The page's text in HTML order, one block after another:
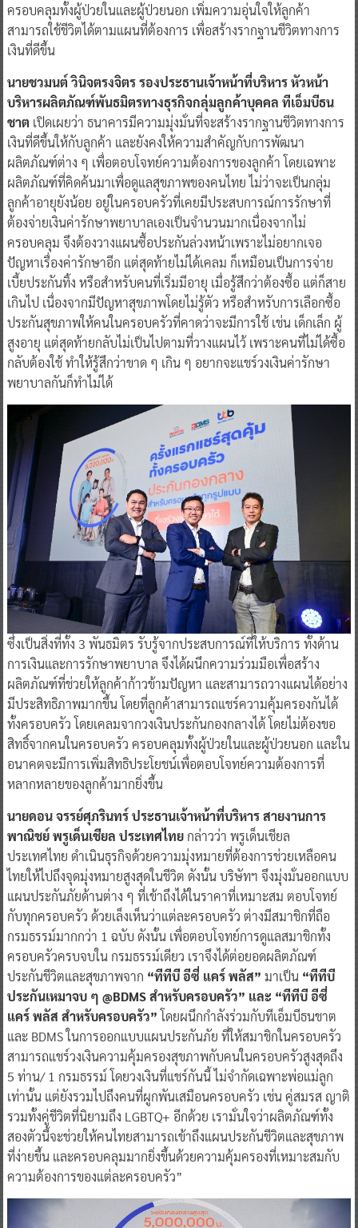
ครอบคลุมทั้งผู้ป่วยในและผู้ป่วยนอก เพิ่มความอุ่นใจให้ลูกค้า
สามารถใช้ชีวิตได้ตามแผนที่ต้องการ เพื่อสร้างรากฐานชีวิตทางการ
เงินที่ดีขึ้น
นายชวมนต์ วินิจตรงจิตร รองประธานเจ้าหน้าที่บริหาร หัวหน้า
บริหารผลิตภัณฑ์พันธมิตรทางธุรกิจกลุ่มลูกค้าบุคคล ทีเอ็มบีธน
ชาต เปิดเผยว่า ธนาคารมีความมุ่งมั่นที่จะสร้างรากฐานชีวิตทางการ
เงินที่ดีขึ้นให้กับลูกค้า และยังคงให้ความสำคัญกับการพัฒนา
ผลิตภัณฑ์ต่าง ๆ เพื่อตอบโจทย์ความต้องการของลูกค้า โดยเฉพาะ
ผลิตภัณฑ์ที่คิดค้นมาเพื่อดูแลสุขภาพของคนไทย ไม่ว่าจะเป็นกลุ่ม
ลูกค้าอายุยังน้อย อยู่ในครอบครัวที่เคยมีประสบการณ์การรักษาที่
ต้องจ่ายเงินค่ารักษาพยาบาลเองเป็นจำนวนมากเนื่องจากไม่
ครอบคลุม จึงต้องวางแผนซื้อประกันล่วงหน้าเพราะไม่อยากเจอ
ปัญหาเรื่องค่ารักษาอีก แต่สุดท้ายไม่ได้เคลม ก็เหมือนเป็นการจ่าย
เบี้ยประกันทิ้ง หรือสำหรับคนที่เริ่มมีอายุ เมื่อรู้สึกว่าต้องซื้อ แต่ก็สาย
เกินไป เนื่องจากมีปัญหาสุขภาพโดยไม่รู้ตัว หรือสำหรับการเลือกซื้อ
ประกันสุขภาพให้คนในครอบครัวที่คาดว่าจะมีการใช้ เช่น เด็กเล็ก ผู้
สูงอายุ แต่สุดท้ายกลับไม่เป็นไปตามที่วางแผนไว้ เพราะคนที่ไม่ได้ซื้อ
กลับต้องใช้ ทำให้รู้สึกว่าขาด ๆ เกิน ๆ อยากจะแชร์วงเงินค่ารักษา
พยาบาลกันก็ทำไม่ได้
ซึ่งเป็นสิ่งที่ทั้ง 3 พันธมิตร รับรู้จากประสบการณ์ที่ให้บริการ ทั้งด้าน
การเงินและการรักษาพยาบาล จึงได้ผนึกความร่วมมือเพื่อสร้าง
ผลิตภัณฑ์ที่ช่วยให้ลูกค้าก้าวข้ามปัญหา และสามารถวางแผนได้อย่าง
มีประสิทธิภาพมากขึ้น โดยที่ลูกค้าสามารถแชร์ความคุ้มครองกันได้
ทั้งครอบครัว โดยเคลมจากวงเงินประกันกองกลางได้ โดยไม่ต้องขอ
สิทธิ์จากคนในครอบครัว ครอบคลุมทั้งผู้ป่วยในและผู้ป่วยนอก และใน
อนาคตจะมีการเพิ่มสิทธิประโยชน์เพื่อตอบโจทย์ความต้องการที่
หลากหลายของลูกค้ามากยิ่งขึ้น
นายดอน จรรย์ศุภรินทร์ ประธานเจ้าหน้าที่บริหาร สายงานการ
พาณิชย์ พรูเด็นเชียล ประเทศไทยกล่าวว่า พรูเด็นเชียล
ประเทศไทย ดำเนินธุรกิจด้วยความมุ่งหมายที่ต้องการช่วยเหลือคน
ไทยให้ไปถึงจุดมุ่งหมายสูงสุดในชีวิต ดังนั้น บริษัทฯ จึงมุ่งมั่นออกแบบ
แผนประกันภัยด้านต่าง ๆ ที่เข้าถึงได้ในราคาที่เหมาะสม ตอบโจทย์
กับทุกครอบครัว ด้วยเล็งเห็นว่าแต่ละครอบครัว ต่างมีสมาชิกที่ถือ
กรมธรรม์มากกว่า 1 ฉบับ ดังนั้น เพื่อตอบโจทย์การดูแลสมาชิกทั้ง
ครอบครัวครบจบใน กรมธรรม์เดียว เราจึงได้ต่อยอดผลิตภัณฑ์
ประกันชีวิตและสุขภาพจาก “ทีทีบี อีซี่ แคร์ พลัส” มาเป็น “ทีทีบี
ประกันเหมาจบ ๆ @BDMS สำหรับครอบครัว” และ “ทีทีบี อีซี่
แคร์ พลัส สำหรับครอบครัว” โดยผนึกกำลังร่วมกับทีเอ็มบีธนชาต
และ BDMS ในการออกแบบแผนประกันภัย ที่ให้สมาชิกในครอบครัว
สามารถแชร์วงเงินความคุ้มครองสุขภาพกับคนในครอบครัวสูงสุดถึง
5 ท่าน/ 1 กรมธรรม์ โดยวงเงินที่แชร์กันนี้ ไม่จำกัดเฉพาะพ่อแม่ลูก
เท่านั้น แต่ยังรวมไปถึงคนที่ผูกพันเสมือนครอบครัว เช่น คู่สมรส ญาติ
รวมทั้งคู่ชีวิตที่นิยามถึง LGBTQ+ อีกด้วย เรามั่นใจว่าผลิตภัณฑ์ทั้ง
สองตัวนี้จะช่วยให้คนไทยสามารถเข้าถึงแผนประกันชีวิตและสุขภาพ
ที่ง่ายขึ้น และครอบคลุมมากยิ่งขึ้นด้วยความคุ้มครองที่เหมาะสมกับ
ความต้องการของแต่ละครอบครัว”